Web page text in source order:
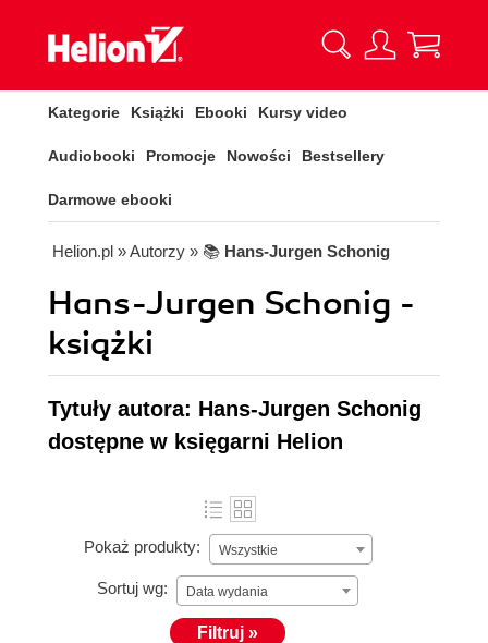
Kategorie Książki Ebooki Kursy video
Audiobooki Promocje Nowości Bestsellery
Darmowe ebooki
Helion.pl » Autorzy » 📚 Hans-Jurgen Schonig
Hans-Jurgen Schonig -
książki
Tytuły autora: Hans-Jurgen Schonig
dostępne w księgarni Helion
Pokaż produkty: Wszystkie
Sortuj wg: Data wydania
Filtruj »